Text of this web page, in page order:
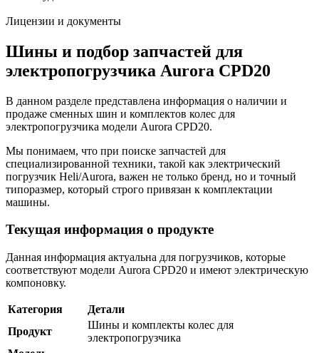
Лицензии и документы
Шины и подбор запчастей для
электропогрузчика Aurora CPD20
В данном разделе представлена информация о наличии и
продаже сменных шин и комплектов колес для
электропогрузчика модели Aurora CPD20.
Мы понимаем, что при поиске запчастей для
специализированной техники, такой как электрический
погрузчик Heli/Aurora, важен не только бренд, но и точный
типоразмер, который строго привязан к комплектации
машины.
Текущая информация о продукте
Данная информация актуальна для погрузчиков, которые
соответствуют модели Aurora CPD20 и имеют электрическую
компоновку.
Категория
Детали
Продукт
Шины и комплекты колес для
электропогрузчика